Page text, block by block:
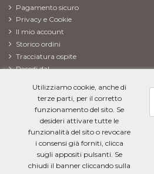
Pagamento sicuro
Privacy e Cookie
Il mio account
Storico ordini
Tracciatura ospite
Recedi dal
ordine)
Newsletter
Ho letto l'informativa sulla privacye accetto
Utilizziamo cookie, anche di
terze parti, per il corretto
funzionamento del sito. Se
desideri attivare tutte le
funzionalità del sito o revocare
i consensi già forniti, clicca
sugli appositi pulsanti. Se
chiudi il banner cliccando sulla